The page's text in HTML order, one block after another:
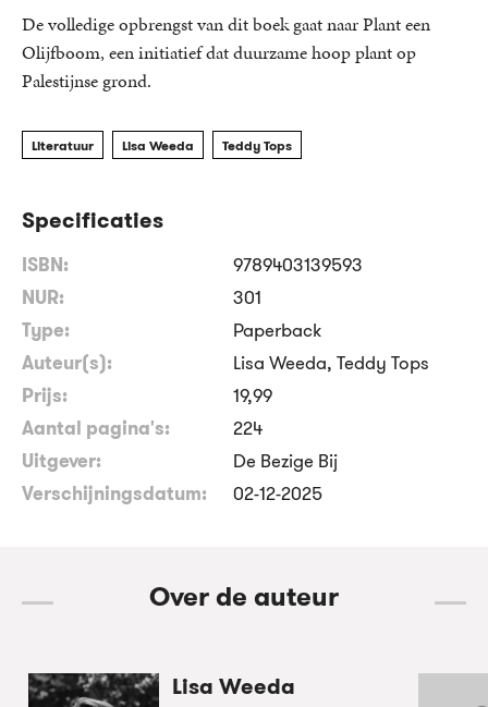
De volledige opbrengst van dit boek gaat naar Plant een
Olijfboom, een initiatief dat duurzame hoop plant op
Palestijnse grond.
Literatuur Lisa Weeda Teddy Tops
Specificaties
ISBN:
9789403139593
NUR:
301
Type:
Paperback
Auteur(s):
Lisa Weeda, Teddy Tops
Prijs:
19,99
Aantal pagina's:
224
Uitgever:
De Bezige Bij
Verschijningsdatum:
02-12-2025
Over de auteur
Lisa Weeda